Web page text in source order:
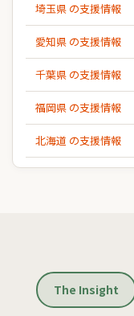
埼玉県 の支援情報
愛知県 の支援情報
千葉県 の支援情報
福岡県 の支援情報
北海道 の支援情報
The Insight